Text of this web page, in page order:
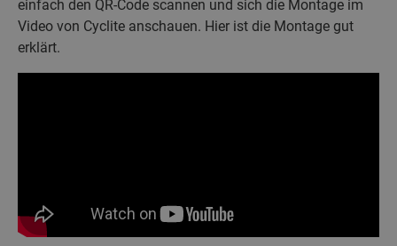
einfach den QR-Code scannen und sich die Montage im
Video von Cyclite anschauen. Hier ist die Montage gut
erklärt.